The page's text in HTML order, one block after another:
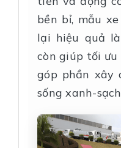
bền bỉ, mẫu
lại hiệu quả
còn giúp tối
góp phần xây
sống xanh-